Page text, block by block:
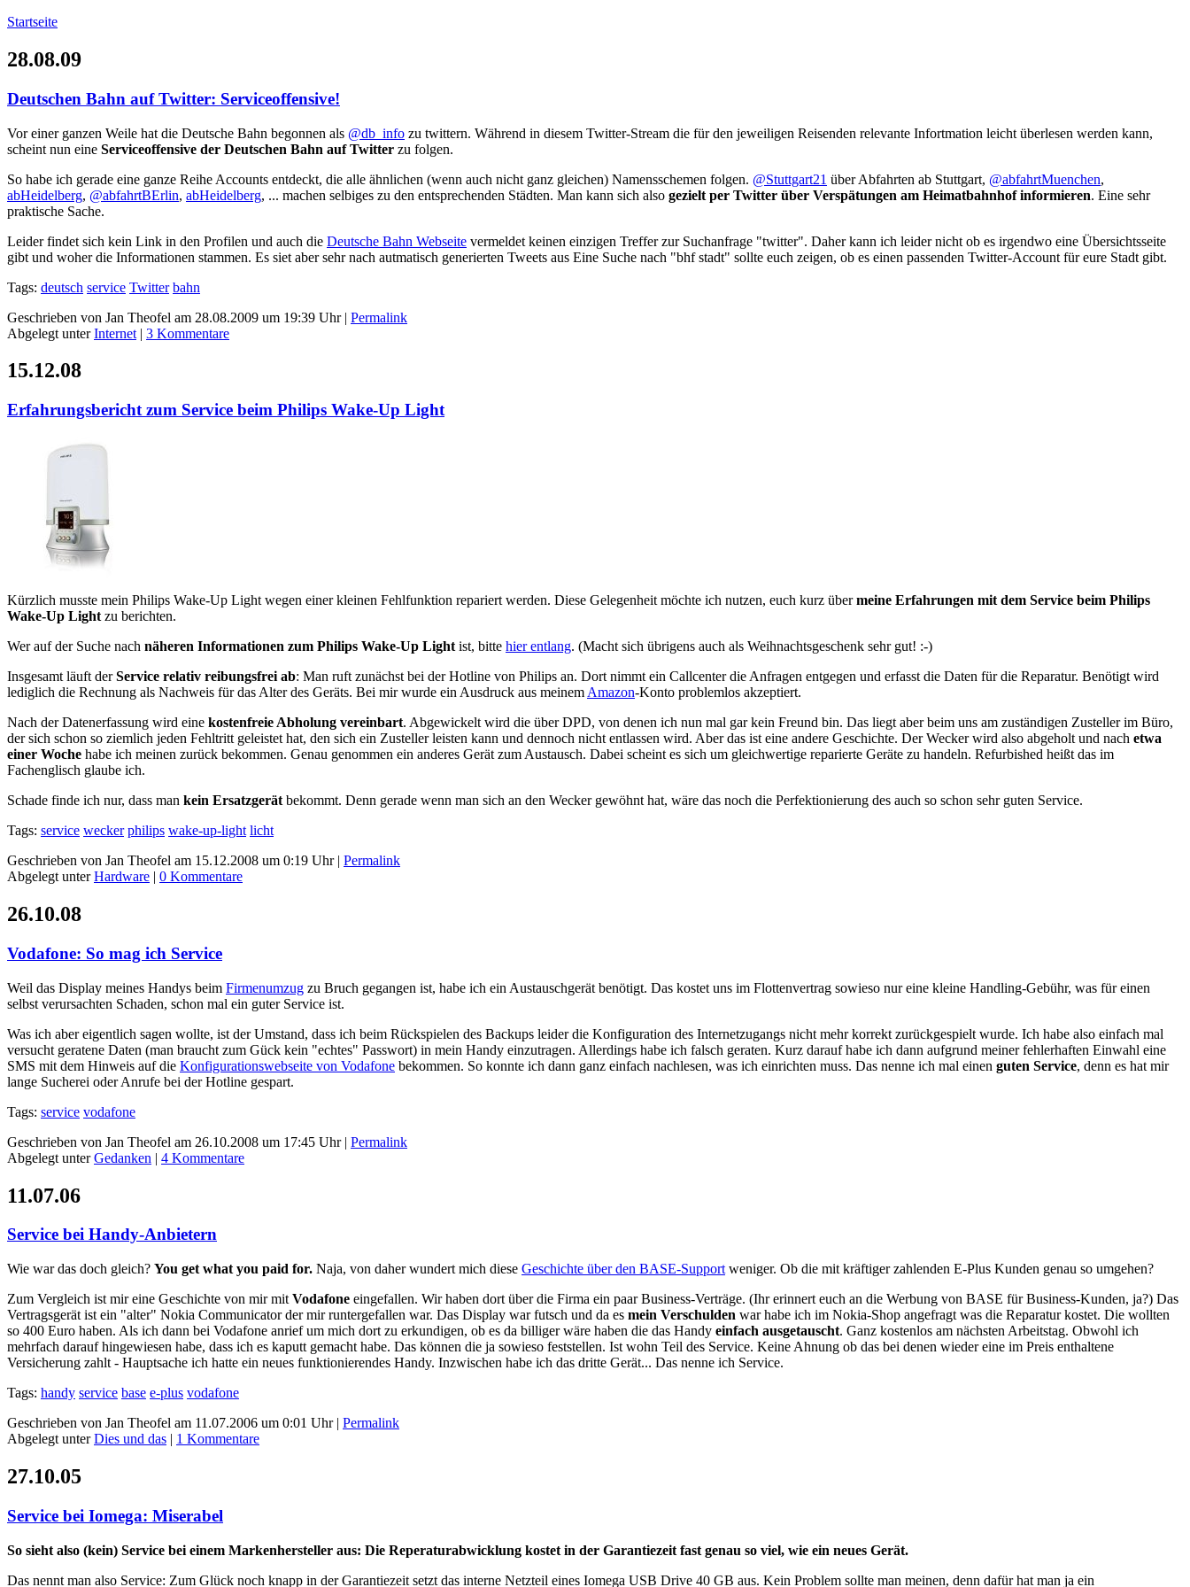
Startseite
28.08.09
Deutschen Bahn auf Twitter: Serviceoffensive!
Vor einer ganzen Weile hat die Deutsche Bahn begonnen als @db_info zu twittern. Während in diesem Twitter-Stream die für den jeweiligen Reisenden relevante Infortmation leicht überlesen werden kann,
scheint nun eine Serviceoffensive der Deutschen Bahn auf Twitter zu folgen.
So habe ich gerade eine ganze Reihe Accounts entdeckt, die alle ähnlichen (wenn auch nicht ganz gleichen) Namensschemen folgen. @Stuttgart21 über Abfahrten ab Stuttgart, @abfahrtMuenchen,
abHeidelberg, @abfahrtBErlin, abHeidelberg, ... machen selbiges zu den entsprechenden Städten. Man kann sich also gezielt per Twitter über Verspätungen am Heimatbahnhof informieren. Eine sehr
praktische Sache.
Leider findet sich kein Link in den Profilen und auch die Deutsche Bahn Webseite vermeldet keinen einzigen Treffer zur Suchanfrage "twitter". Daher kann ich leider nicht ob es irgendwo eine Übersichtsseite
gibt und woher die Informationen stammen. Es siet aber sehr nach autmatisch generierten Tweets aus Eine Suche nach "bhf stadt" sollte euch zeigen, ob es einen passenden Twitter-Account für eure Stadt gibt.
Tags: deutsch service Twitter bahn
Geschrieben von Jan Theofel am 28.08.2009 um 19:39 Uhr | Permalink
Abgelegt unterInternet | 3 Kommentare
15.12.08
Erfahrungsbericht zum Service beim Philips Wake-Up Light
Kürzlich musste mein Philips Wake-Up Light wegen einer kleinen Fehlfunktion repariert werden. Diese Gelegenheit möchte ich nutzen, euch kurz übermeine Erfahrungen mit dem Service beim Philips
Wake-Up Light zu berichten.
Wer auf der Suche nach näheren Informationen zum Philips Wake-Up Light ist, bitte hier entlang. (Macht sich übrigens auch als Weihnachtsgeschenk sehr gut! :-)
Insgesamt läuft derService relativ reibungsfrei ab: Man ruft zunächst bei der Hotline von Philips an. Dort nimmt ein Callcenter die Anfragen entgegen und erfasst die Daten für die Reparatur. Benötigt wird
lediglich die Rechnung als Nachweis für das Alter des Geräts. Bei mir wurde ein Ausdruck aus meinem Amazon-Konto problemlos akzeptiert.
Nach der Datenerfassung wird eine kostenfreie Abholung vereinbart. Abgewickelt wird die über DPD, von denen ich nun mal gar kein Freund bin. Das liegt aber beim uns am zuständigen Zusteller im Büro,
der sich schon so ziemlich jeden Fehltritt geleistet hat, den sich ein Zusteller leisten kann und dennoch nicht entlassen wird. Aber das ist eine andere Geschichte. Der Wecker wird also abgeholt und nach etwa
einer Woche habe ich meinen zurück bekommen. Genau genommen ein anderes Gerät zum Austausch. Dabei scheint es sich um gleichwertige reparierte Geräte zu handeln. Refurbished heißt das im
Fachenglisch glaube ich.
Schade finde ich nur, dass man kein Ersatzgerät bekommt. Denn gerade wenn man sich an den Wecker gewöhnt hat, wäre das noch die Perfektionierung des auch so schon sehr guten Service.
Tags: service wecker philips wake-up-light licht
Geschrieben von Jan Theofel am 15.12.2008 um 0:19 Uhr | Permalink
Abgelegt unterHardware | 0 Kommentare
26.10.08
Vodafone: So mag ich Service
Weil das Display meines Handys beim Firmenumzug zu Bruch gegangen ist, habe ich ein Austauschgerät benötigt. Das kostet uns im Flottenvertrag sowieso nur eine kleine Handling-Gebühr, was für einen
selbst verursachten Schaden, schon mal ein guter Service ist.
Was ich aber eigentlich sagen wollte, ist der Umstand, dass ich beim Rückspielen des Backups leider die Konfiguration des Internetzugangs nicht mehr korrekt zurückgespielt wurde. Ich habe also einfach mal
versucht geratene Daten (man braucht zum Gück kein "echtes" Passwort) in mein Handy einzutragen. Allerdings habe ich falsch geraten. Kurz darauf habe ich dann aufgrund meiner fehlerhaften Einwahl eine
SMS mit dem Hinweis auf die Konfigurationswebseite von Vodafone bekommen. So konnte ich dann ganz einfach nachlesen, was ich einrichten muss. Das nenne ich mal einen guten Service, denn es hat mir
lange Sucherei oder Anrufe bei der Hotline gespart.
Tags: service vodafone
Geschrieben von Jan Theofel am 26.10.2008 um 17:45 Uhr | Permalink
Abgelegt unterGedanken | 4 Kommentare
11.07.06
Service bei Handy-Anbietern
Wie war das doch gleich? You get what you paid for. Naja, von daher wundert mich diese Geschichte über den BASE-Support weniger. Ob die mit kräftiger zahlenden E-Plus Kunden genau so umgehen?
Zum Vergleich ist mir eine Geschichte von mir mit Vodafone eingefallen. Wir haben dort über die Firma ein paar Business-Verträge. (Ihr erinnert euch an die Werbung von BASE für Business-Kunden, ja?) Das
Vertragsgerät ist ein "alter" Nokia Communicator der mir runtergefallen war. Das Display war futsch und da es mein Verschulden war habe ich im Nokia-Shop angefragt was die Reparatur kostet. Die wollten
so 400 Euro haben. Als ich dann bei Vodafone anrief um mich dort zu erkundigen, ob es da billiger wäre haben die das Handy einfach ausgetauscht. Ganz kostenlos am nächsten Arbeitstag. Obwohl ich
mehrfach darauf hingewiesen habe, dass ich es kaputt gemacht habe. Das können die ja sowieso feststellen. Ist wohn Teil des Service. Keine Ahnung ob das bei denen wieder eine im Preis enthaltene
Versicherung zahlt - Hauptsache ich hatte ein neues funktionierendes Handy. Inzwischen habe ich das dritte Gerät... Das nenne ich Service.
Tags: handy service base e-plus vodafone
Geschrieben von Jan Theofel am 11.07.2006 um 0:01 Uhr | Permalink
Abgelegt unterDies und das | 1 Kommentare
27.10.05
Service bei Iomega: Miserabel
So sieht also (kein) Service bei einem Markenhersteller aus: Die Reperaturabwicklung kostet in der Garantiezeit fast genau so viel, wie ein neues Gerät.
Das nennt man also Service: Zum Glück noch knapp in der Garantiezeit setzt das interne Netzteil eines Iomega USB Drive 40 GB aus. Kein Problem sollte man meinen, denn dafür hat man ja ein